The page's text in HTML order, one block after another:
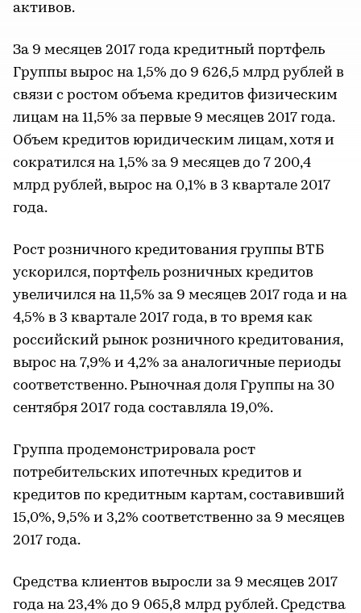
активов.
За 9 месяцев 2017 года кредитный портфель
Группы вырос на 1,5% до 9 626,5 млрд рублей в
связи с ростом объема кредитов физическим
лицам на 11,5% за первые 9 месяцев 2017 года.
Объем кредитов юридическим лицам, хотя и
сократился на 1,5% за 9 месяцев до 7 200,4
млрд рублей, вырос на 0,1% в 3 квартале 2017
года.
Рост розничного кредитования группы ВТБ
ускорился, портфель розничных кредитов
увеличился на 11,5% за 9 месяцев 2017 года и на
4,5% в 3 квартале 2017 года, в то время как
российский рынок розничного кредитования,
вырос на 7,9% и 4,2% за аналогичные периоды
соответственно. Рыночная доля Группы на 30
сентября 2017 года составляла 19,0%.
Группа продемонстрировала рост
потребительских ипотечных кредитов и
кредитов по кредитным картам, составивший
15,0%, 9,5% и 3,2% соответственно за 9 месяцев
2017 года.
Средства клиентов выросли за 9 месяцев 2017
года на 23,4% до 9 065,8 млрд рублей. Средства